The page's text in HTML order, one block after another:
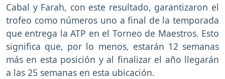
Cabal y Farah, con este resultado, garantizaron el
trofeo como números uno a final de la temporada
que entrega la ATP en el Torneo de Maestros. Esto
significa que, por lo menos, estarán 12 semanas
más en esta posición y al finalizar el año llegarán
a las 25 semanas en esta ubicación.